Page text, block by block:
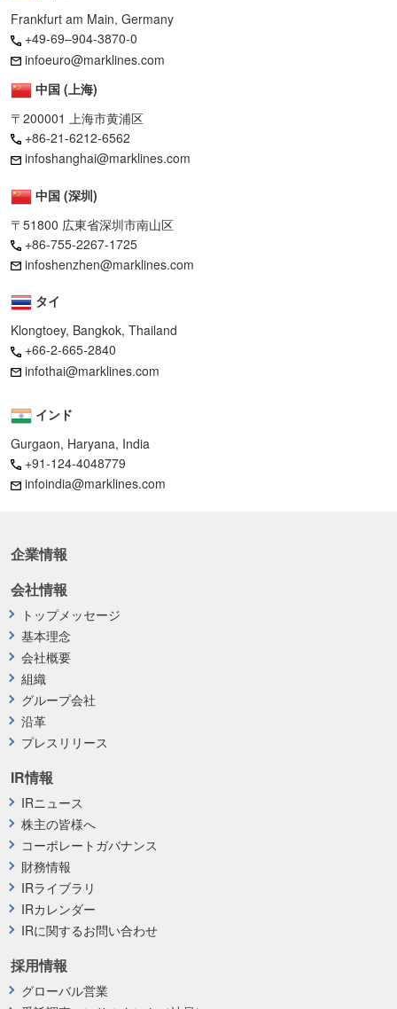
Frankfurt am Main, Germany
+49-69–904-3870-0
infoeuro@marklines.com
中国 (上海)
〒200001 上海市黄浦区
+86-21-6212-6562
infoshanghai@marklines.com
中国 (深圳)
〒51800 広東省深圳市南山区
+86-755-2267-1725
infoshenzhen@marklines.com
タイ
Klongtoey, Bangkok, Thailand
+66-2-665-2840
infothai@marklines.com
インド
Gurgaon, Haryana, India
+91-124-4048779
infoindia@marklines.com
企業情報
採用情報
グローバル営業
会社情報
トップメッセージ
基本理念
会社概要
組織
グループ会社
沿革
プレスリリース
IR情報
IRニュース
株主の皆様へ
コーポレートガバナンス
財務情報
IRライブラリ
IRカレンダー
IRに関するお問い合わせ